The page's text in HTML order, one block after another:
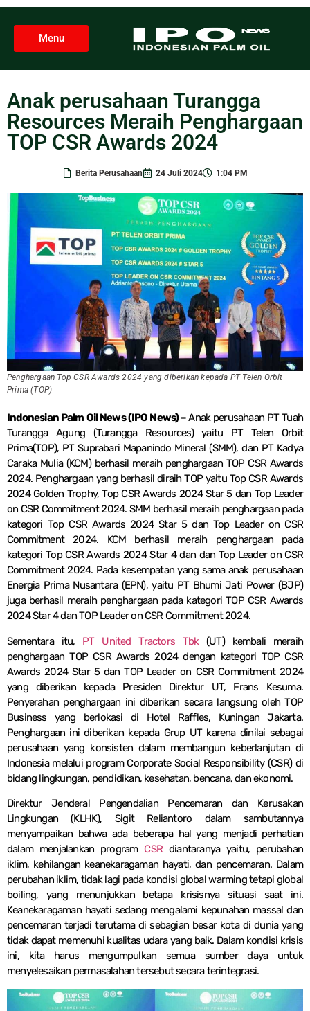
Menu
Anak perusahaan Turangga
Resources Meraih Penghargaan
TOP CSR Awards 2024
Berita Perusahaan 24 Juli 2024 1:04 PM
Penghargaan Top CSR Awards 2024 yang diberikan kepada PT Telen Orbit
Prima (TOP)
Indonesian Palm Oil News (IPO News) –Anak perusahaan PT Tuah
Turangga Agung (Turangga Resources) yaitu PT Telen Orbit
Prima(TOP), PT Suprabari Mapanindo Mineral (SMM), dan PT Kadya
Caraka Mulia (KCM) berhasil meraih penghargaan TOP CSR Awards
2024. Penghargaan yang berhasil diraih TOP yaitu Top CSR Awards
2024 Golden Trophy, Top CSR Awards 2024 Star 5 dan Top Leader
on CSR Commitment 2024. SMM berhasil meraih penghargaan pada
kategori Top CSR Awards 2024 Star 5 dan Top Leader on CSR
Commitment 2024. KCM berhasil meraih penghargaan pada
kategori Top CSR Awards 2024 Star 4 dan dan Top Leader on CSR
Commitment 2024. Pada kesempatan yang sama anak perusahaan
Energia Prima Nusantara (EPN), yaitu PT Bhumi Jati Power (BJP)
juga berhasil meraih penghargaan pada kategori TOP CSR Awards
2024 Star 4 dan TOP Leader on CSR Commitment 2024.
Sementara itu, PT United Tractors Tbk(UT) kembali meraih
penghargaan TOP CSR Awards 2024 dengan kategori TOP CSR
Awards 2024 Star 5 dan TOP Leader on CSR Commitment 2024
yang diberikan kepada Presiden Direktur UT, Frans Kesuma.
Penyerahan penghargaan ini diberikan secara langsung oleh TOP
Business yang berlokasi di Hotel Raffles, Kuningan Jakarta.
Penghargaan ini diberikan kepada Grup UT karena dinilai sebagai
perusahaan yang konsisten dalam membangun keberlanjutan di
Indonesia melalui program Corporate Social Responsibility (CSR) di
bidang lingkungan, pendidikan, kesehatan, bencana, dan ekonomi.
Direktur Jenderal Pengendalian Pencemaran dan Kerusakan
Lingkungan (KLHK), Sigit Reliantoro dalam sambutannya
menyampaikan bahwa ada beberapa hal yang menjadi perhatian
dalam menjalankan program CSR diantaranya yaitu, perubahan
iklim, kehilangan keanekaragaman hayati, dan pencemaran. Dalam
perubahan iklim, tidak lagi pada kondisi global warming tetapi global
boiling, yang menunjukkan betapa krisisnya situasi saat ini.
Keanekaragaman hayati sedang mengalami kepunahan massal dan
pencemaran terjadi terutama di sebagian besar kota di dunia yang
tidak dapat memenuhi kualitas udara yang baik. Dalam kondisi krisis
ini, kita harus mengumpulkan semua sumber daya untuk
menyelesaikan permasalahan tersebut secara terintegrasi.